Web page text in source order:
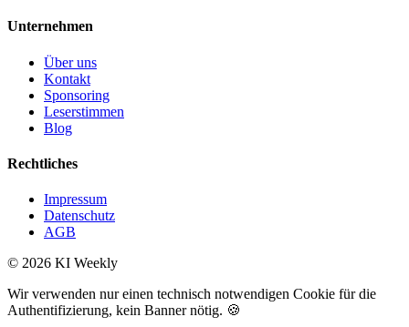
Unternehmen
Über uns
Kontakt
Sponsoring
Leserstimmen
Blog
Rechtliches
Impressum
Datenschutz
AGB
© 2026 KI Weekly
Wir verwenden nur einen technisch notwendigen Cookie für die
Authentifizierung, kein Banner nötig. 🍪